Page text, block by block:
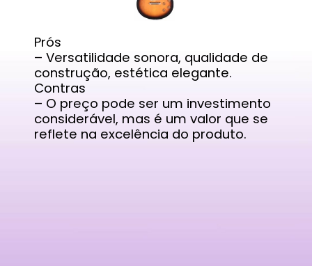
Prós
– Versatilidade sonora, qualidade de
construção, estética elegante.
Contras
– O preço pode ser um investimento
considerável, mas é um valor que se
reflete na excelência do produto.